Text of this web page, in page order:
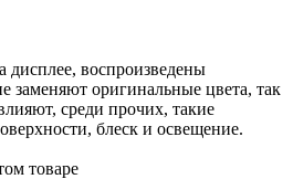
дисплее, воспроизведены
заменяют оригинальные цвета, так
среди прочих, такие
блеск и освещение.
товаре